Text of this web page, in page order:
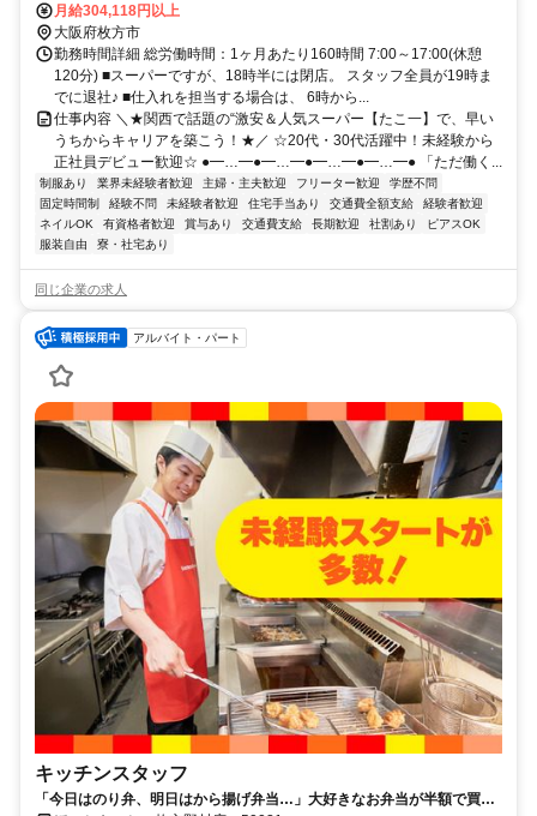
分
月給304,118円以上
大阪府枚方市
勤務時間詳細 総労働時間：1ヶ月あたり160時間 7:00～17:00(休憩
120分) ■スーパーですが、18時半には閉店。 スタッフ全員が19時ま
でに退社♪ ■仕入れを担当する場合は、 6時から...
仕事内容 ＼★関西で話題の“激安＆人気スーパー【たこ一】で、早い
うちからキャリアを築こう！★／ ☆20代・30代活躍中！未経験から
正社員デビュー歓迎☆ ●━…━●━…━●━…━●━…━● 「ただ働く...
制服あり 業界未経験者歓迎 主婦・主夫歓迎 フリーター歓迎
学歴不問
固定時間制
経験不問 未経験者歓迎 住宅手当あり 交通費全額支給
経験者歓迎
ネイルOK
有資格者歓迎 賞与あり 交通費支給 長期歓迎 社割あり
ピアスOK
服装自由
寮・社宅あり
同じ企業の求人
アルバイト・パート
キッチンスタッフ
「今日はのり弁、明日はから揚げ弁当…」大好きなお弁当が半額で買え